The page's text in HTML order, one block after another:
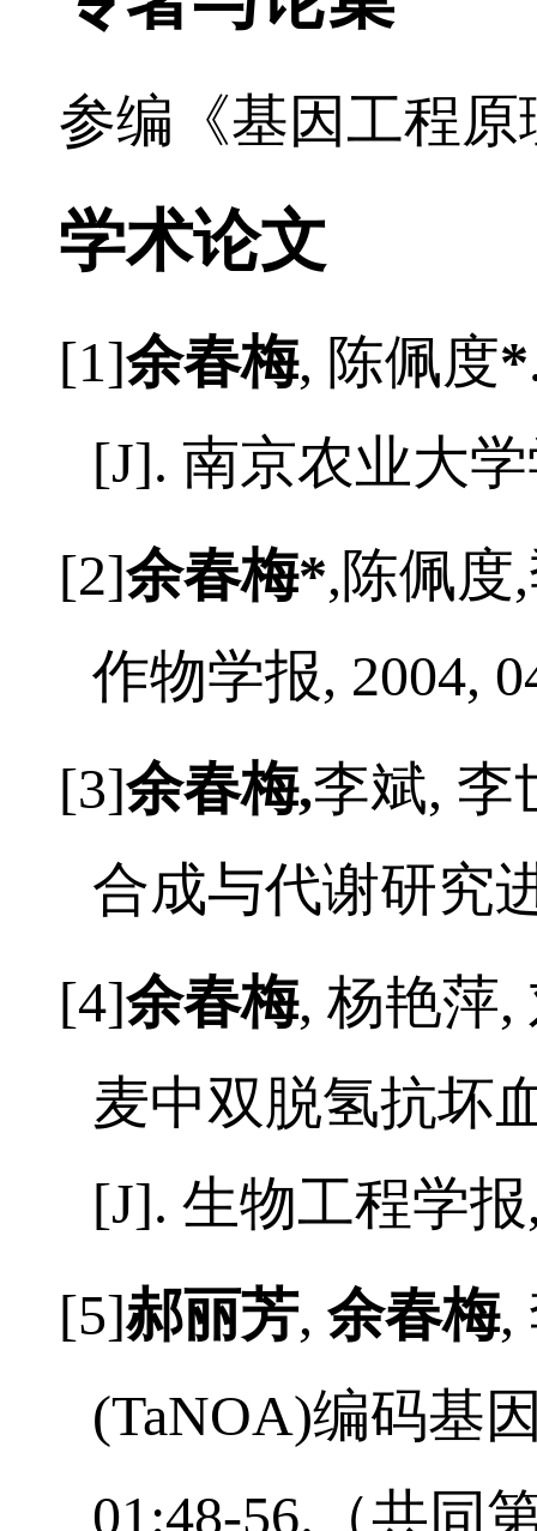
专著与论集
参编《基因工程
学术论文
[1]余春梅,陈佩度 *
[J]. 南京农业大
[2]余春梅 *,陈佩度,
作物学报, 2004,
[3]余春梅, 李斌,
合成与代谢研究
[4]余春梅, 杨艳萍,
麦中双脱氢抗坏
[J].
生物工程学报
[5]郝丽芳, 余春梅,
(TaNOA)
编码基